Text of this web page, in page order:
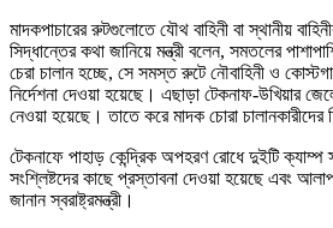
মাদকপাচারের রুটগুলোতে যৌথ বাহিনী বা স্থানীয়
সিদ্ধান্তের কথা জানিয়ে মন্ত্রী বলেন, সমতলের
চেরা চালান হচ্ছে, সে সমস্ত রুটে নৌবাহিনী ও
নির্দেশনা দেওয়া হয়েছে। এছাড়া টেকনাফ-উখিয়ার
নেওয়া হয়েছে। তাতে করে মাদক চোরা চালানকারীদের
টেকনাফে পাহাড় কেন্দ্রিক অপহরণ রোধে দুইটি ক্যাম্প
সংশ্লিষ্টদের কাছে প্রস্তাবনা দেওয়া হয়েছে এবং
জানান স্বরাষ্ট্রমন্ত্রী।